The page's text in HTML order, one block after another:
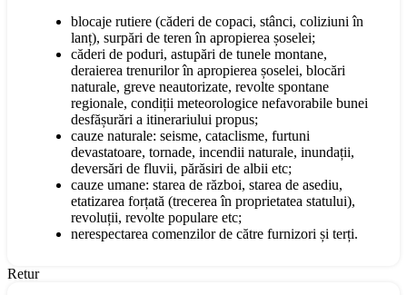
blocaje rutiere (căderi de copaci, stânci, coliziuni în
lanț), surpări de teren în apropierea șoselei;
căderi de poduri, astupări de tunele montane,
deraierea trenurilor în apropierea șoselei, blocări
naturale, greve neautorizate, revolte spontane
regionale, condiții meteorologice nefavorabile bunei
desfășurări a itinerariului propus;
cauze naturale: seisme, cataclisme, furtuni
devastatoare, tornade, incendii naturale, inundații,
deversări de fluvii, părăsiri de albii etc;
cauze umane: starea de război, starea de asediu,
etatizarea forțată (trecerea în proprietatea statului),
revoluții, revolte populare etc;
nerespectarea comenzilor de către furnizori și terți.
Retur